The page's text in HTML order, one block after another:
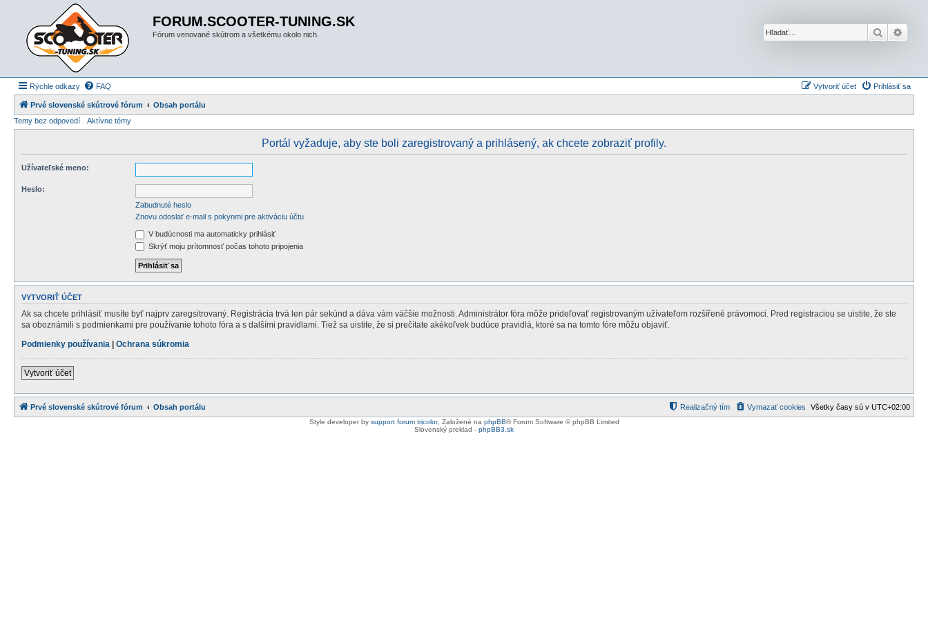
FORUM.SCOOTER-TUNING.SK
Fórum venované skútrom a všetkému okolo nich. Hľadať
Rýchle odkazy FAQ Prihlásiť sa
Vytvoriť účet
Prvé slovenské skútrové fórum
Obsah portálu
Temy bez odpovedí
Aktívne témy
Portál vyžaduje, aby ste boli zaregistrovaný a prihlásený, ak chcete zobraziť profily.
Užívateľské meno:
Heslo:
Zabudnuté heslo
Znovu odoslať e-mail s pokynmi pre aktiváciu účtu
V budúcnosti ma automaticky prihlásiť
Skrýť moju prítomnosť počas tohoto pripojenia
VYTVORIŤ ÚČET
Ak sa chcete prihlásiť musíte byť najprv zaregsitrovaný. Registrácia trvá len pár sekúnd a dáva vám väčšie možnosti. Administrátor fóra môže prideľovať registrovaným užívateľom rozšířené právomoci. Pred registraciou se uistite, že ste
sa oboznámili s podmienkami pre používanie tohoto fóra a s dalšími pravidlami. Tiež sa uistite, že si prečítate akékoľvek budúce pravidlá, ktoré sa na tomto fóre môžu objaviť.
Podmienky používania | Ochrana súkromia
Vytvoriť účet
Prvé slovenské skútrové fórum Obsah portálu Všetky časy sú v UTC+02:00
Vymazať cookies
Realizačný tím
Style developer by support forum tricolor, Založené na phpBB® Forum Software © phpBB Limited
Slovenský preklad - phpBB3.sk